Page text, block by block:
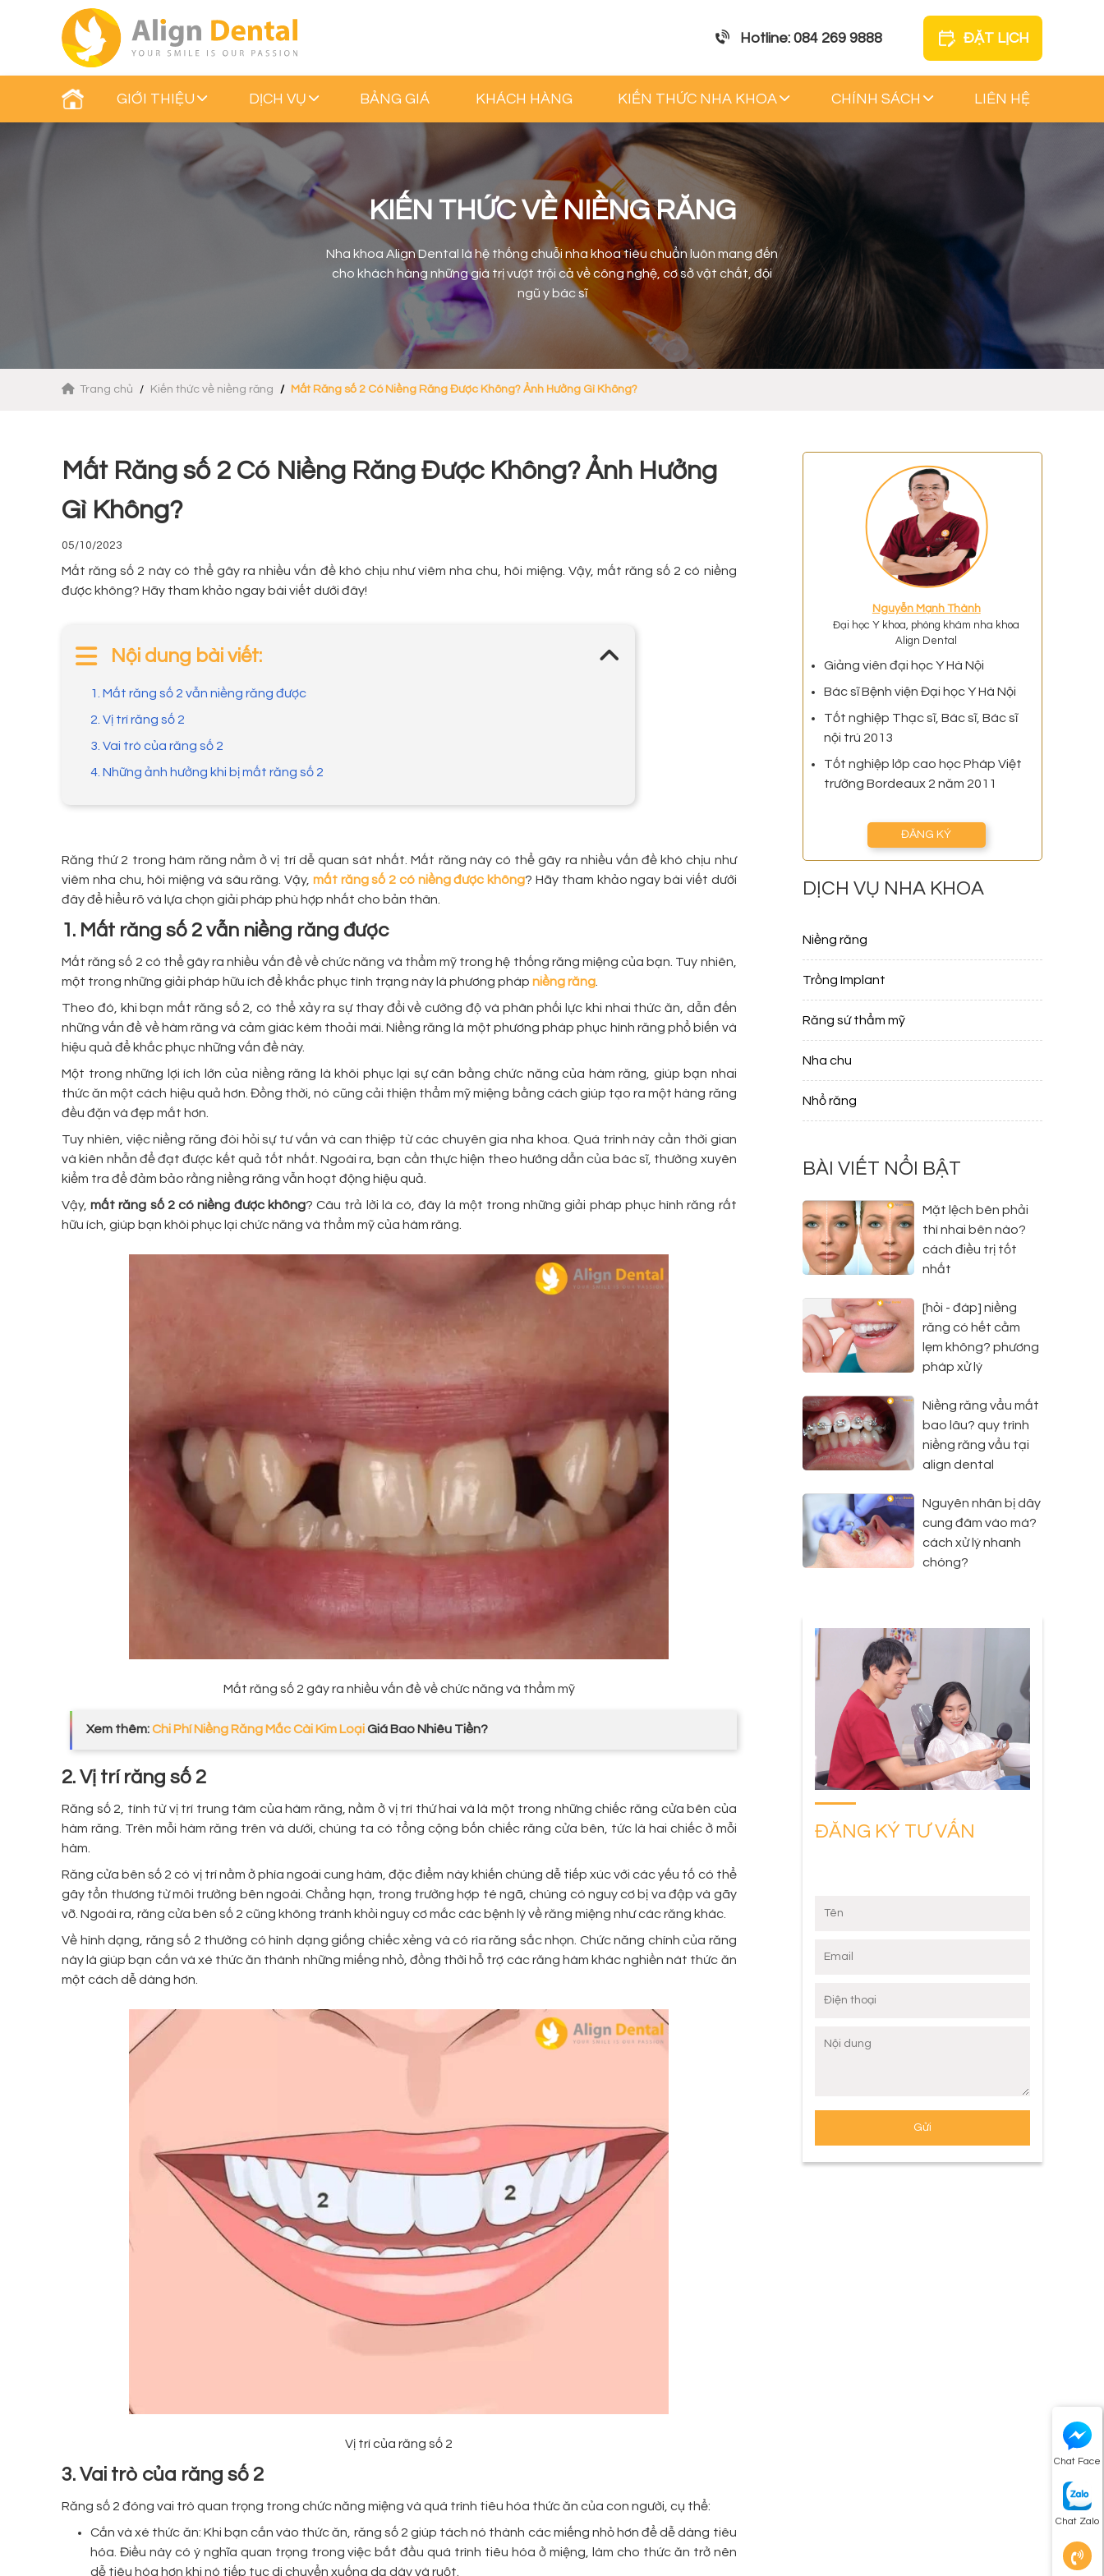
Hotline: 084 269 9888 ĐẶT LỊCH
GIỚI THIỆU DỊCH VỤ BẢNG GIÁ KHÁCH HÀNG KIẾN THỨC NHA KHOA CHÍNH SÁCH LIÊN HỆ
Chat Face
Chat Zalo
KIẾN THỨC VỀ NIỀNG RĂNG
Nha khoa Align Dental là hệ thống chuỗi nha khoa tiêu chuẩn luôn mang đến
cho khách hàng những giá trị vượt trội cả về công nghệ, cơ sở vật chất, đội
ngũ y bác sĩ
Trang chủ Kiến thức về niềng răng Mất Răng số 2 Có Niềng Răng Được Không? Ảnh Hưởng Gì Không?
Mất Răng số 2 Có Niềng Răng Được Không? Ảnh Hưởng
Gì Không?
05/10/2023
Mất răng số 2 này có thể gây ra nhiều vấn đề khó chịu như viêm nha chu, hôi miệng. Vậy, mất răng số 2 có niềng
được không? Hãy tham khảo ngay bài viết dưới đây!
Nội dung bài viết:
1. Mất răng số 2 vẫn niềng răng được
2. Vị trí răng số 2
3. Vai trò của răng số 2
4. Những ảnh hưởng khi bị mất răng số 2
Răng thứ 2 trong hàm răng nằm ở vị trí dễ quan sát nhất. Mất răng này có thể gây ra nhiều vấn đề khó chịu như
viêm nha chu, hôi miệng và sâu răng. Vậy, mất răng số 2 có niềng được không? Hãy tham khảo ngay bài viết dưới
đây để hiểu rõ và lựa chọn giải pháp phù hợp nhất cho bản thân.
1. Mất răng số 2 vẫn niềng răng được
Mất răng số 2 có thể gây ra nhiều vấn đề về chức năng và thẩm mỹ trong hệ thống răng miệng của bạn. Tuy nhiên,
một trong những giải pháp hữu ích để khắc phục tình trạng này là phương pháp niềng răng
Theo đó, khi bạn mất răng số 2, có thể xảy ra sự thay đổi về cường độ và phân phối lực khi nhai thức ăn, dẫn đến
những vấn đề về hàm răng và cảm giác kém thoải mái. Niềng răng là một phương pháp phục hình răng phổ biến và
hiệu quả để khắc phục những vấn đề này.
Một trong những lợi ích lớn của niềng răng là khôi phục lại sự cân bằng chức năng của hàm răng, giúp bạn nhai
thức ăn một cách hiệu quả hơn. Đồng thời, nó cũng cải thiện thẩm mỹ miệng bằng cách giúp tạo ra một hàng răng
đều đặn và đẹp mắt hơn.
Tuy nhiên, việc niềng răng đòi hỏi sự tư vấn và can thiệp từ các chuyên gia nha khoa. Quá trình này cần thời gian
và kiên nhẫn để đạt được kết quả tốt nhất. Ngoài ra, bạn cần thực hiện theo hướng dẫn của bác sĩ, thường xuyên
kiểm tra để đảm bảo rằng niềng răng vẫn hoạt động hiệu quả.
Vậy,mất răng số 2 có niềng được không? Câu trả lời là có, đây là một trong những giải pháp phục hình răng rất
hữu ích, giúp bạn khôi phục lại chức năng và thẩm mỹ của hàm răng.
Mất răng số 2 gây ra nhiều vấn đề về chức năng và thẩm mỹ
Xem thêm:Chi Phí Niềng Răng Mắc Cài Kim LoạiGiá Bao Nhiêu Tiền?
2. Vị trí răng số 2
Răng số 2, tính từ vị trí trung tâm của hàm răng, nằm ở vị trí thứ hai và là một trong những chiếc răng cửa bên của
hàm răng. Trên mỗi hàm răng trên và dưới, chúng ta có tổng cộng bốn chiếc răng cửa bên, tức là hai chiếc ở mỗi
hàm.
Răng cửa bên số 2 có vị trí nằm ở phía ngoài cung hàm, đặc điểm này khiến chúng dễ tiếp xúc với các yếu tố có thể
gây tổn thương từ môi trường bên ngoài. Chẳng hạn, trong trường hợp té ngã, chúng có nguy cơ bị va đập và gãy
vỡ. Ngoài ra, răng cửa bên số 2 cũng không tránh khỏi nguy cơ mắc các bệnh lý về răng miệng như các răng khác.
Về hình dạng, răng số 2 thường có hình dạng giống chiếc xẻng và có rìa răng sắc nhọn. Chức năng chính của răng
này là giúp bạn cắn và xé thức ăn thành những miếng nhỏ, đồng thời hỗ trợ các răng hàm khác nghiền nát thức ăn
một cách dễ dàng hơn.
Vị trí của răng số 2
3. Vai trò của răng số 2
Răng số 2 đóng vai trò quan trọng trong chức năng miệng và quá trình tiêu hóa thức ăn của con người, cụ thể:
Cắn và xé thức ăn: Khi bạn cắn vào thức ăn, răng số 2 giúp tách nó thành các miếng nhỏ hơn để dễ dàng tiêu
hóa. Điều này có ý nghĩa quan trọng trong việc bắt đầu quá trình tiêu hóa ở miệng, làm cho thức ăn trở nên
dễ tiêu hóa hơn khi nó tiếp tục di chuyển xuống dạ dày và ruột.
Nguyễn Mạnh Thành
Đại học Y khoa, phòng khám nha khoa
Align Dental
Giảng viên đại học Y Hà Nội
Bác sĩ Bệnh viện Đại học Y Hà Nội
Tốt nghiệp Thạc sĩ, Bác sĩ, Bác sĩ
nội trú 2013
Tốt nghiệp lớp cao học Pháp Việt
trường Bordeaux 2 năm 2011
ĐĂNG KÝ
DỊCH VỤ NHA KHOA
Niềng răng
Trồng Implant
Răng sứ thẩm mỹ
Nha chu
Nhổ răng
BÀI VIẾT NỔI BẬT
Mặt lệch bên phải
thì nhai bên nào?
cách điều trị tốt
nhất
[hỏi - đáp] niềng
răng có hết cằm
lẹm không? phương
pháp xử lý
Niềng răng vẩu mất
bao lâu? quy trình
niềng răng vẩu tại
align dental
Nguyên nhân bị dây
cung đâm vào má?
cách xử lý nhanh
chóng?
ĐĂNG KÝ TƯ VẤN